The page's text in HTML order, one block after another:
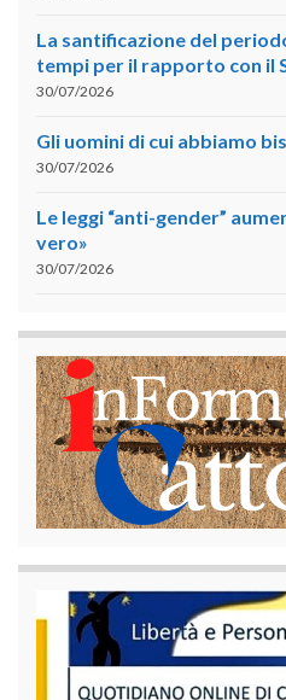
La santificazione del
tempi per il rapporto con il
30/07/2026
Gli uomini di cui abbiamo
30/07/2026
Le leggi “anti-gender”
vero»
30/07/2026